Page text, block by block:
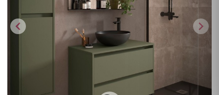
chevron_left chevron_right